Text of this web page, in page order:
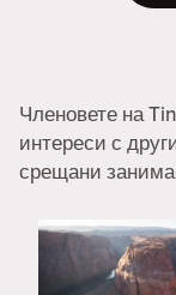
Членовете на
интереси с
срещани